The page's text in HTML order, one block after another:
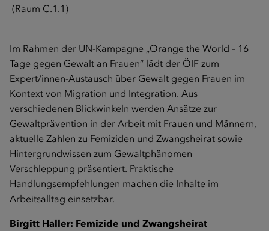
(Raum C.1.1)
Im Rahmen der UN-Kampagne „Orange the World – 16
Tage gegen Gewalt an Frauen“ lädt der ÖIF zum
Expert/innen-Austausch über Gewalt gegen Frauen im
Kontext von Migration und Integration. Aus
verschiedenen Blickwinkeln werden Ansätze zur
Gewaltprävention in der Arbeit mit Frauen und Männern,
aktuelle Zahlen zu Femiziden und Zwangsheirat sowie
Hintergrundwissen zum Gewaltphänomen
Verschleppung präsentiert. Praktische
Handlungsempfehlungen machen die Inhalte im
Arbeitsalltag einsetzbar.
Birgitt Haller: Femizide und Zwangsheirat